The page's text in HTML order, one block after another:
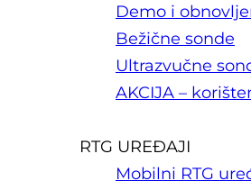
Demo i
Bežične sonde
Ultrazvučne
AKCIJA –
RTG UREĐAJI
Mobilni RTG